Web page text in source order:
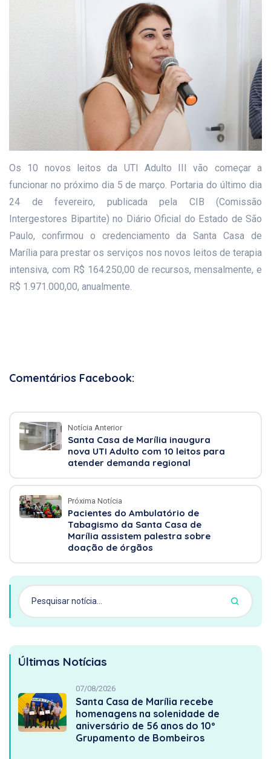
Os 10 novos leitos da UTI Adulto III vão começar a
funcionar no próximo dia 5 de março. Portaria do último dia
24 de fevereiro, publicada pela CIB (Comissão
Intergestores Bipartite) no Diário Oficial do Estado de São
Paulo, confirmou o credenciamento da Santa Casa de
Marília para prestar os serviços nos novos leitos de terapia
intensiva, com R$ 164.250,00 de recursos, mensalmente, e
R$ 1.971.000,00, anualmente.
Comentários Facebook:
Notícia Anterior
Santa Casa de Marília inaugura
nova UTI Adulto com 10 leitos para
atender demanda regional
Próxima Notícia
Pacientes do Ambulatório de
Tabagismo da Santa Casa de
Marília assistem palestra sobre
doação de órgãos
Últimas Notícias
07/08/2026
Santa Casa de Marília recebe
homenagens na solenidade de
aniversário de 56 anos do 10º
Grupamento de Bombeiros